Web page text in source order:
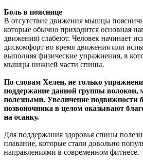
Боль в пояснице
В отсутствие движения мышцы
которые обычно приходится основная
движения) слабеют. Человек начинает
дискомфорт во время движения или
выполняя физические упражнения, в
мышцы нижней части спины.
По словам Хелен, не только
поддержание данной группы волокон,
полезными. Увеличение подвижности
позвоночника в целом оказывают
на осанку.
Для поддержания здоровья спины
плавание, которые стали довольно
направлениями в современном фитнесе.